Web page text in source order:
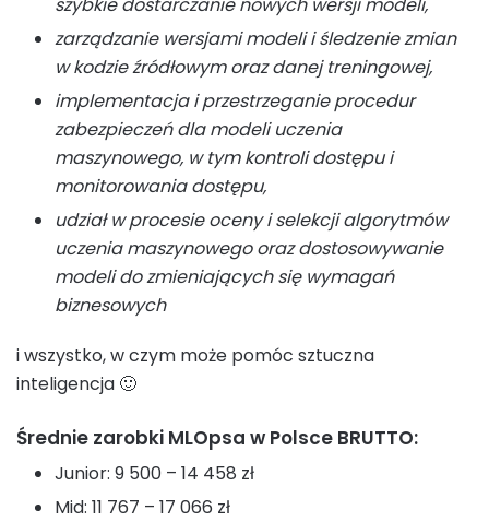
zarządzanie wersjami modeli i śledzenie zmian
w kodzie źródłowym oraz danej treningowej,
implementacja i przestrzeganie procedur
zabezpieczeń dla modeli uczenia
maszynowego, w tym kontroli dostępu i
monitorowania dostępu,
udział w procesie oceny i selekcji algorytmów
uczenia maszynowego oraz dostosowywanie
modeli do zmieniających się wymagań
biznesowych
i wszystko, w czym może pomóc sztuczna
inteligencja 🙂
Średnie zarobki MLOpsa w Polsce BRUTTO:
Junior: 9 500 – 14 458 zł
Mid: 11 767 – 17 066 zł